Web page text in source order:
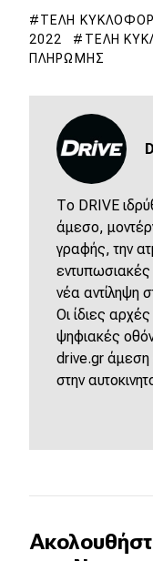
Νέα
DRIVE Away
MOTO
Οδηγός
Συμβουλές
Χρηστικά
Οδική βοήθεια
ΤΈΛΗ
2022
ΤΈΛΗ
ΠΛΗΡΩΜΉΣ
Το DRIVE
άμεσο,
γραφής, την
νέα αντίληψη
Οι ίδιες
ψηφιακές
drive.gr άμεση
στην